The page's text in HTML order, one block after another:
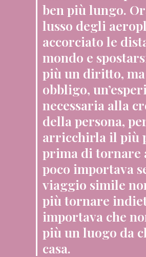
ben più lungo.
lusso degli
accorciato le
mondo e
più un diritto,
obbligo,
necessaria alla
della persona,
arricchirla il più
prima di tornare
poco importava
viaggio simile
più tornare
importava che
più un luogo da
casa.